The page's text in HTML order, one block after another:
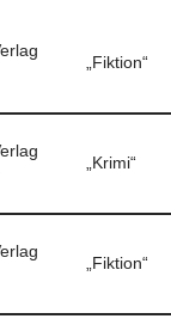
„Fiktion“
„Krimi“
„Fiktion“